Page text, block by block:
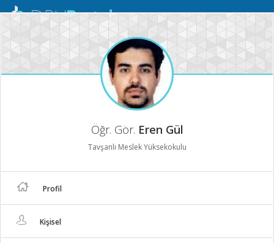
Mobil
Öğr. Gör. Eren Gül
Tavşanlı Meslek Yüksekokulu
Profil
Kişisel